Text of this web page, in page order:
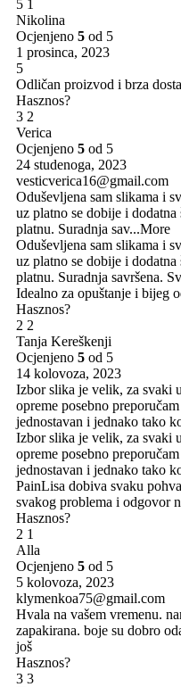
5 1
Nikolina
Ocjenjeno 5 od 5
1 prosinca, 2023
5
Odličan proizvod i brza
Hasznos?
3 2
Verica
Ocjenjeno 5 od 5
24 studenoga, 2023
vesticverica16@gmail.com
Oduševljena sam slikama i
uz platno se dobije i dodatna
platnu. Suradnja sav...More
Oduševljena sam slikama i
uz platno se dobije i dodatna
platnu. Suradnja savršena.
Idealno za opuštanje i bijeg
Hasznos?
2 2
Tanja Kereškenji
Ocjenjeno 5 od 5
14 kolovoza, 2023
Izbor slika je velik, za svaki
opreme posebno
jednostavan i jednako tako
Izbor slika je velik, za svaki
opreme posebno
jednostavan i jednako tako
PainLisa dobiva svaku
svakog problema i odgovor
Hasznos?
2 1
Alla
Ocjenjeno 5 od 5
5 kolovoza, 2023
klymenkoa75@gmail.com
Hvala na vašem vremenu.
zapakirana. boje su dobro
još
Hasznos?
3 3